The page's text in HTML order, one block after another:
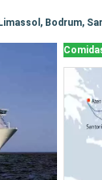
Bodrum,